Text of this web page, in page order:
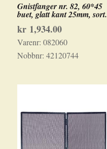
Gnistfanger nr. 82, 60*45
buet, glatt kant 25mm, sort.
kr1,934.00
Varenr: 082060
Nobbnr: 42120744